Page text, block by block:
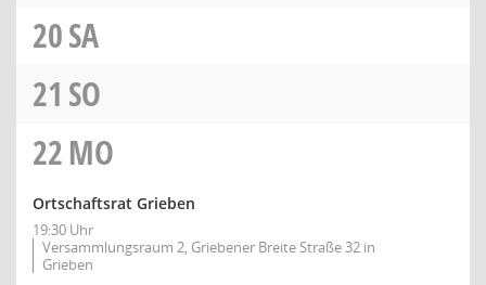
20SA
21 SO
22MO
Ortschaftsrat Grieben
19:30 Uhr
Versammlungsraum 2, Griebener Breite Straße 32 in
Grieben